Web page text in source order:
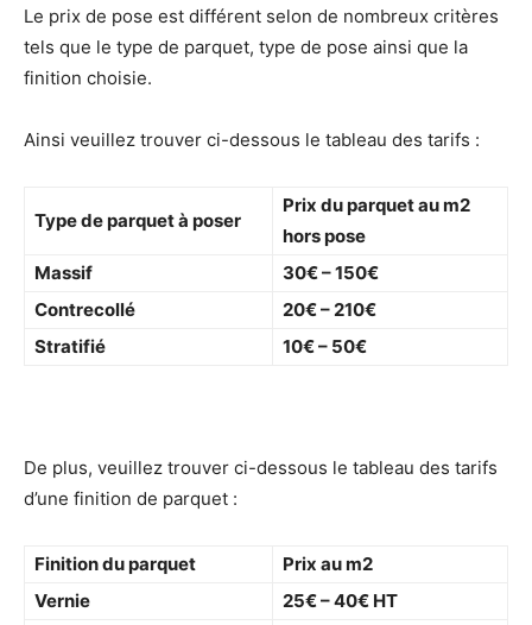
Le prix de pose est différent selon de nombreux critères
tels que le type de parquet, type de pose ainsi que la
finition choisie.
Ainsi veuillez trouver ci-dessous le tableau des tarifs :
Type de parquet à poser
Prix du parquet au m2
hors pose
Massif
30€ – 150€
Contrecollé
20€ – 210€
Stratifié
10€ – 50€
De plus, veuillez trouver ci-dessous le tableau des tarifs
d’une finition de parquet :
Finition du parquet
Prix au m2
Vernie
25€ – 40€ HT